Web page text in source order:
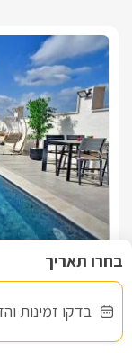
בדקו זמינות
צימר בצפון, עין יעקב